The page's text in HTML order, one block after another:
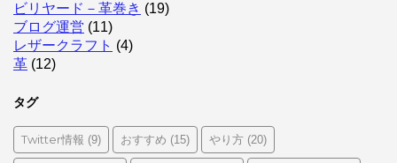
ビリヤード－革巻き (19)
ブログ運営 (11)
レザークラフト (4)
革 (12)
タグ
Twitter情報 (9) おすすめ (15) やり方 (20)